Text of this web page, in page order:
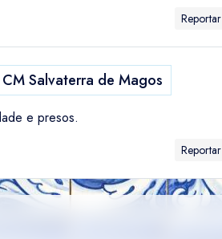
Reportar
CM Salvaterra de Magos
e presos.
Reportar